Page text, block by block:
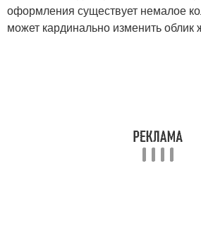
оформления существует немалое
может кардинально изменить